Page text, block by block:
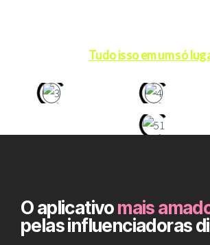
Tudo isso em um só
O aplicativomais
pelas influenciadoras